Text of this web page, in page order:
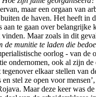
maar een orgaan van
de haven. Het heeft
aan te gaan over
Maar zoals in dit
de munitie te laden die
oorlog - van
ondernomen, ook al zijn
elkaar stellen van
stel ze open voor
Maar deze keer was